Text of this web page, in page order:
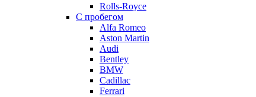
Rolls-Royce
С пробегом
Alfa Romeo
Aston Martin
Audi
Bentley
BMW
Cadillac
Ferrari